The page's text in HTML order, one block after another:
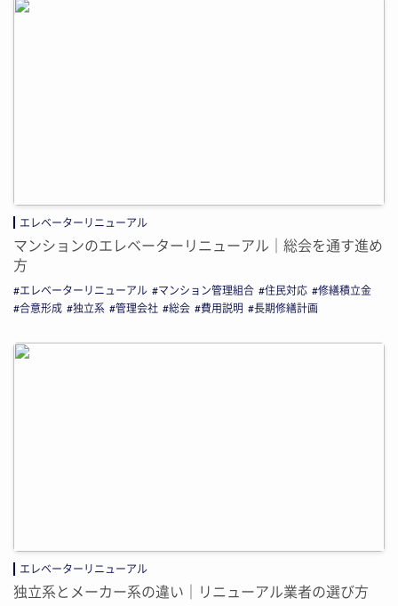
エレベーターリニューアル
マンションのエレベーターリニューアル｜総会を通す進め
方
エレベーターリニューアル マンション管理組合 住民対応
修繕積立金
合意形成
独立系 管理会社 総会 費用説明 長期修繕計画
エレベーターリニューアル
独立系とメーカー系の違い｜リニューアル業者の選び方